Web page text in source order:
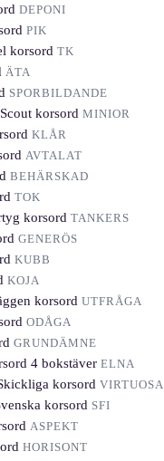
DEPONI
PIK
korsord TK
ÄTA
SPORBILDANDE
korsord MINIOR
KLÅR
AVTALAT
BEHÄRSKAD
TOK
korsord TANKERS
GENERÖS
KUBB
KOJA
korsord UTFRÅGA
ODÅGA
GRUNDÄMNE
4 bokstäver ELNA
korsord VIRTUOSA
korsord SFI
ASPEKT
HORISONT